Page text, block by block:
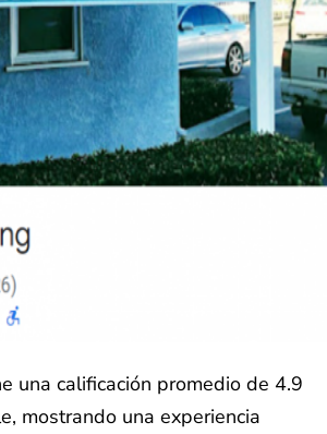
una calificación promedio de 4.9
mostrando una experiencia